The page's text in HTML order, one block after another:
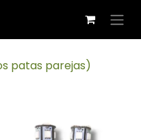
patas parejas)